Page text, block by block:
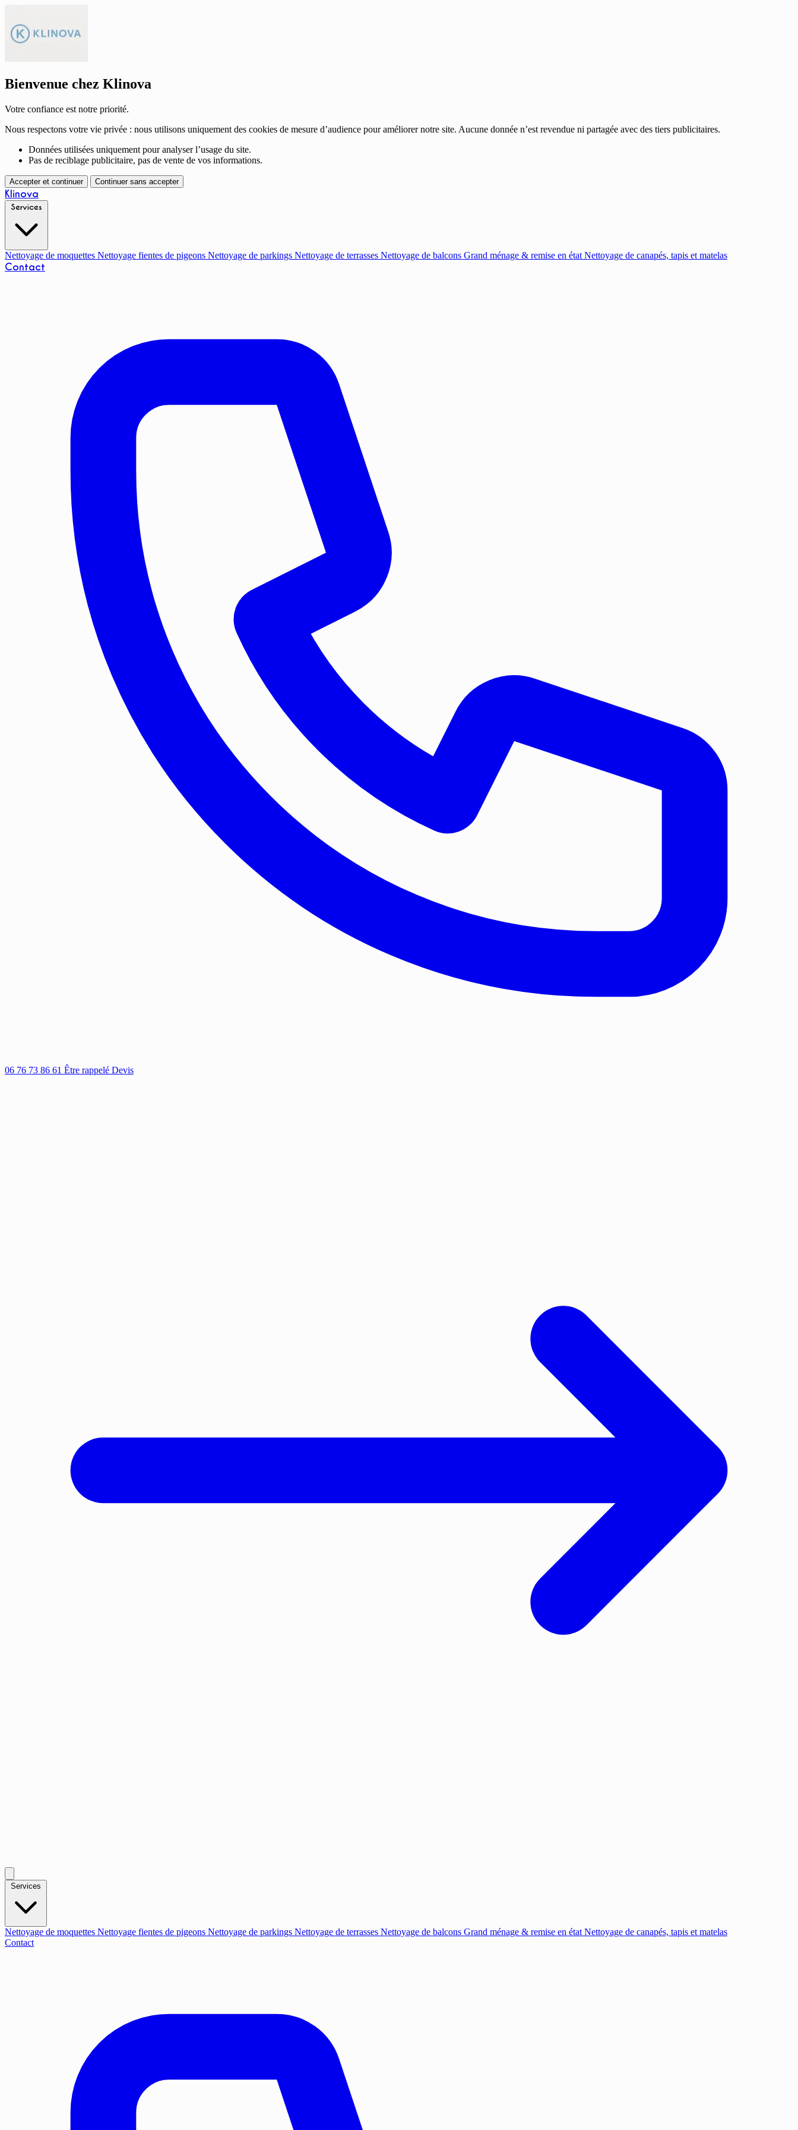
Bienvenue chez Klinova
Votre confiance est notre priorité.
Nous respectons votre vie privée : nous utilisons uniquement des cookies de mesure d’audience pour améliorer notre site. Aucune donnée n’est revendue ni partagée avec des tiers publicitaires.
Données utilisées uniquement pour analyser l’usage du site.
Pas de reciblage publicitaire, pas de vente de vos informations.
Accepter et continuer Continuer sans accepter
Klinova
Nettoyage de moquettes Nettoyage fientes de pigeons Nettoyage de parkings Nettoyage de terrasses Nettoyage de balcons Grand ménage & remise en état Nettoyage de canapés, tapis et matelas
Contact
06 76 73 86 61 Être rappelé Devis
Nettoyage de moquettes Nettoyage fientes de pigeons Nettoyage de parkings Nettoyage de terrasses Nettoyage de balcons Grand ménage & remise en état Nettoyage de canapés, tapis et matelas
Contact